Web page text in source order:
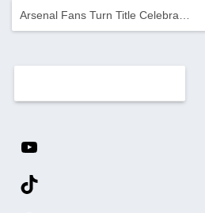
Arsenal Fans Turn Title Celebra…